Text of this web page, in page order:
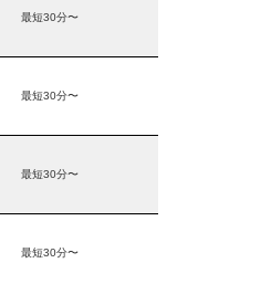
最短30分〜
最短30分〜
最短30分〜
最短30分〜